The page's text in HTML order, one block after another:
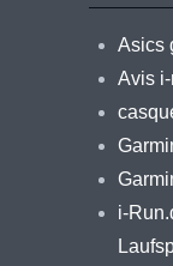
Asics
Avis
i-